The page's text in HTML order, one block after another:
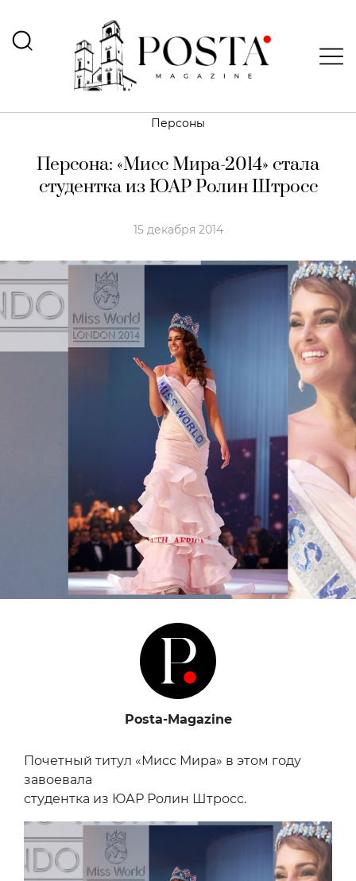
Персоны
Персона: «Мисс Мира-2014» стала
студентка из ЮАР Ролин Штросс
15 декабря 2014
Posta-Magazine
Почетный титул «Мисс Мира» в этом году
завоевала
студентка из ЮАР Ролин Штросс.